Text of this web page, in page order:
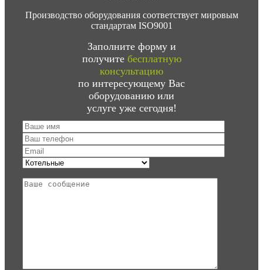
Производство оборудования соответствует мировым
стандартам ISO9001
Заполните форму и
получите бесплатную
консультацию
по интересующему Вас
оборудованию или
услуге уже сегодня!